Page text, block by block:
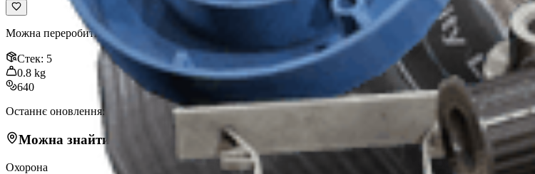
Можна переробити на матеріали для крафту.
Стек: 5
0.8 kg
640
Останнє оновлення:
Можна знайти в
Охорона